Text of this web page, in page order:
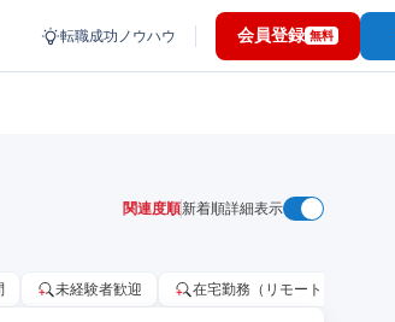
転職成功ノウハウ 会員登録 無料
関連度順新着順詳細表示
未経験者歓迎 在宅勤務（リモートワーク）OK